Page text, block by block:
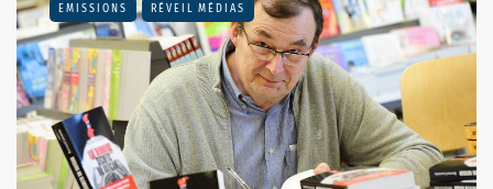
EMISSIONS RÉVEIL MÉDIAS